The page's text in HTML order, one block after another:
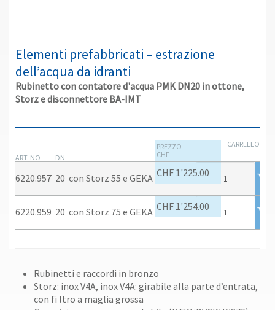
Elementi prefabbricati – estrazione
dell’acqua da idranti
Rubinetto con contatore d'acqua PMK DN20 in ottone,
Storz e disconnettore BA-IMT
ART. NO DN
PREZZO
CHF
CARRELLO
6220.957 20 con Storz 55 e GEKA CHF 1'225.00
6220.959 20 con Storz 75 e GEKA CHF 1'254.00
Rubinetti e raccordi in bronzo
Storz: inox V4A, inox V4A: girabile alla parte d’entrata,
con fi ltro a maglia grossa